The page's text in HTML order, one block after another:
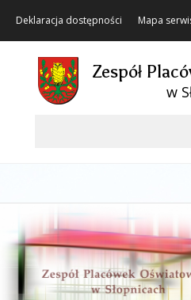
Deklaracja dostępności Mapa
Zespół
w